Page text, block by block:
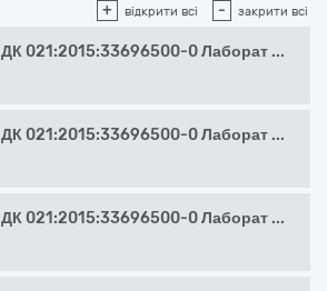
+ відкрити всі - закрити всі
ДК 021:2015:33696500-0 Лаборат ...
ДК 021:2015:33696500-0 Лаборат ...
ДК 021:2015:33696500-0 Лаборат ...